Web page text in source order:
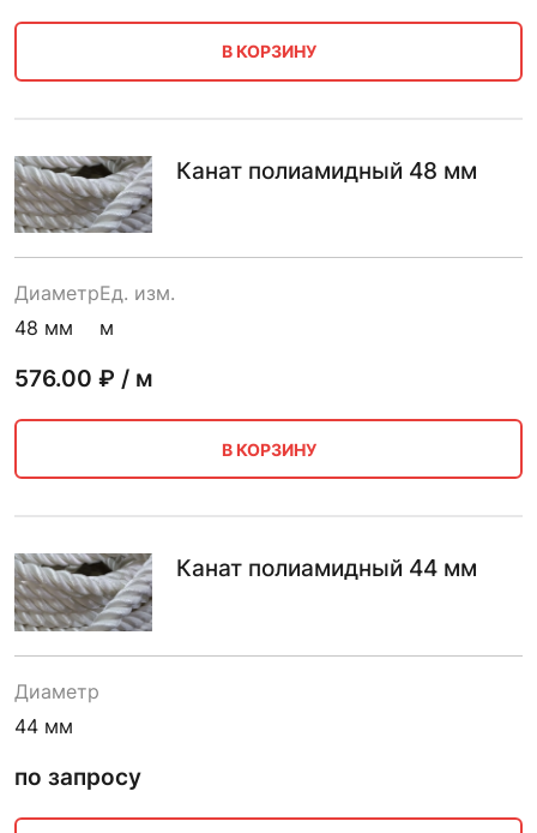
В КОРЗИНУ
Канат полиамидный 48 мм
Диаметр
48 мм
Ед. изм.
м
576.00 ₽ / м
В КОРЗИНУ
Канат полиамидный 44 мм
Диаметр
44 мм
по запросу